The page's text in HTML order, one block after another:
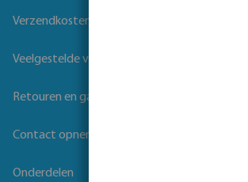
Verzendkosten
Veelgestelde vragen
Retouren en garantie
Contact opnemen
Onderdelen